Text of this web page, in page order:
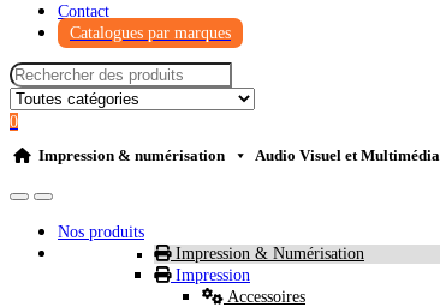
Contact
Catalogues par marques
0
Impression & numérisation
Audio Visuel et Multimédia
Nos produits
Impression & Numérisation
Impression
Accessoires